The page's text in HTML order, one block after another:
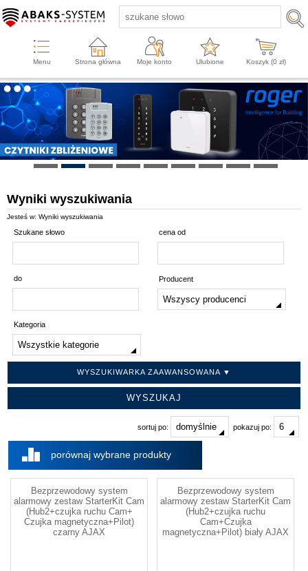
Menu Strona główna Moje konto Ulubione Koszyk (0 zł)
Wyniki wyszukiwania
Jesteś w: Wyniki wyszukiwania
Szukane słowo cena od
do Producent
Kategoria
WYSZUKIWARKA ZAAWANSOWANA ▼
pokazuj po:
sortuj po:
porównaj wybrane produkty
Bezprzewodowy system
alarmowy zestaw StarterKit Cam
(Hub2+czujka ruchu Cam+
Czujka magnetyczna+Pilot)
czarny AJAX
Bezprzewodowy system
alarmowy zestaw StarterKit Cam
(Hub2+czujka ruchu
Cam+Czujka
magnetyczna+Pilot) biały AJAX